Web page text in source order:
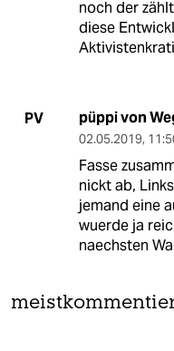
noch der
diese
PV püppi von
02.05.2019,
Fasse
nickt ab,
jemand eine
wuerde ja
naechsten